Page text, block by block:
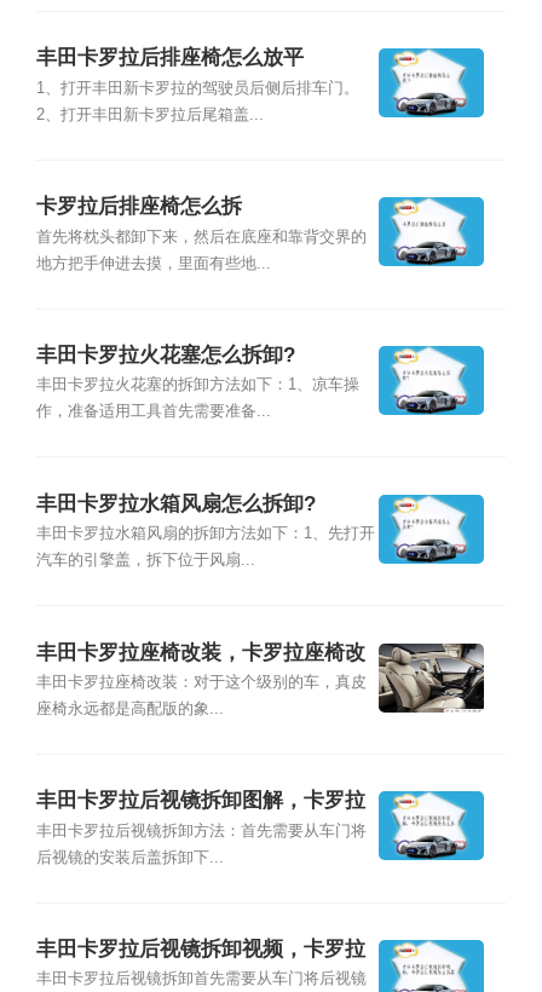
丰田卡罗拉后排座椅怎么放平
1、打开丰田新卡罗拉的驾驶员后侧后排车门。
2、打开丰田新卡罗拉后尾箱盖...
卡罗拉后排座椅怎么拆
首先将枕头都卸下来，然后在底座和靠背交界的
地方把手伸进去摸，里面有些地...
丰田卡罗拉火花塞怎么拆卸?
丰田卡罗拉火花塞的拆卸方法如下：1、凉车操
作，准备适用工具首先需要准备...
丰田卡罗拉水箱风扇怎么拆卸?
丰田卡罗拉水箱风扇的拆卸方法如下：1、先打开
汽车的引擎盖，拆下位于风扇...
丰田卡罗拉座椅改装，卡罗拉座椅改
轩逸座椅
丰田卡罗拉座椅改装：对于这个级别的车，真皮
座椅永远都是高配版的象...
丰田卡罗拉后视镜拆卸图解，卡罗拉
后视镜壳怎么拆
丰田卡罗拉后视镜拆卸方法：首先需要从车门将
后视镜的安装后盖拆卸下...
丰田卡罗拉后视镜拆卸视频，卡罗拉
后视镜怎么拆装
丰田卡罗拉后视镜拆卸首先需要从车门将后视镜